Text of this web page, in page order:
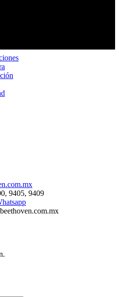
9405, 9409